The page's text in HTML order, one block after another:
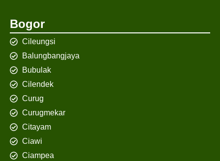
Bogor
Cileungsi
Balungbangjaya
Bubulak
Cilendek
Curug
Curugmekar
Citayam
Ciawi
Ciampea